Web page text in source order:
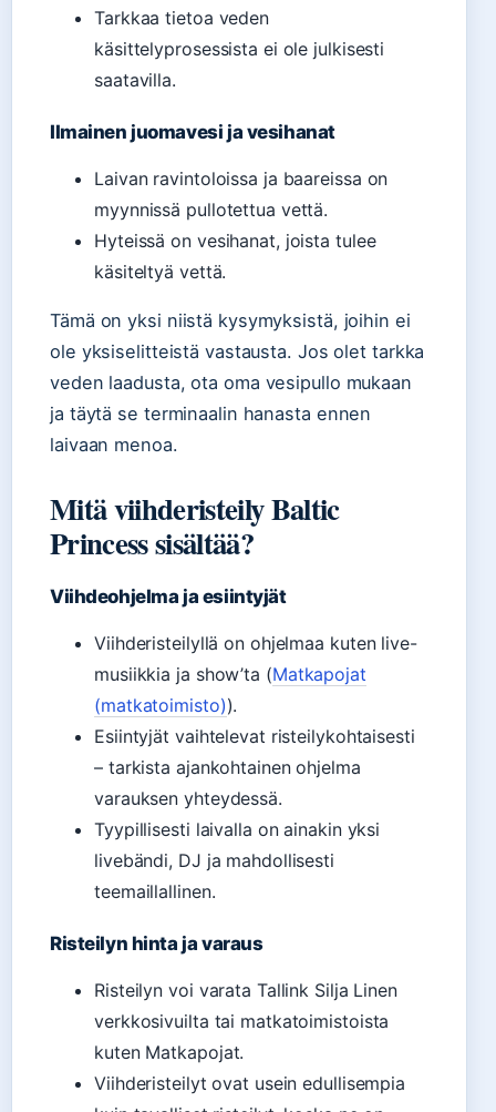
Tarkkaa tietoa veden
käsittelyprosessista ei ole julkisesti
saatavilla.
Ilmainen juomavesi ja vesihanat
Laivan ravintoloissa ja baareissa on
myynnissä pullotettua vettä.
Hyteissä on vesihanat, joista tulee
käsiteltyä vettä.
Tämä on yksi niistä kysymyksistä, joihin ei
ole yksiselitteistä vastausta. Jos olet tarkka
veden laadusta, ota oma vesipullo mukaan
ja täytä se terminaalin hanasta ennen
laivaan menoa.
Mitä viihderisteily Baltic
Princess sisältää?
Viihdeohjelma ja esiintyjät
Viihderisteilyllä on ohjelmaa kuten live-
musiikkia ja show’ta (Matkapojat
(matkatoimisto)).
Esiintyjät vaihtelevat risteilykohtaisesti
– tarkista ajankohtainen ohjelma
varauksen yhteydessä.
Tyypillisesti laivalla on ainakin yksi
livebändi, DJ ja mahdollisesti
teemaillallinen.
Risteilyn hinta ja varaus
Risteilyn voi varata Tallink Silja Linen
verkkosivuilta tai matkatoimistoista
kuten Matkapojat.
Viihderisteilyt ovat usein edullisempia